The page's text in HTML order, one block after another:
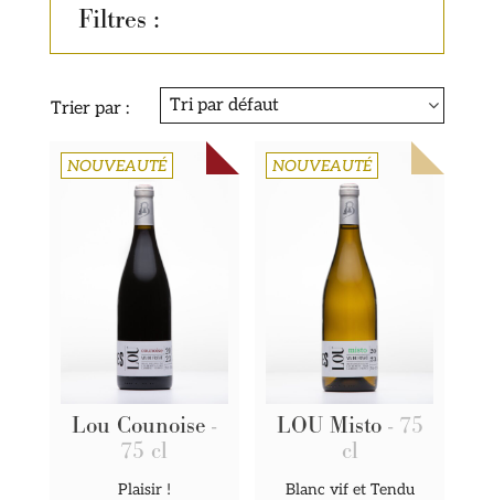
Filtres :
Trier par :
NOUVEAUTÉ
Lou Counoise -
75 cl
Plaisir !
NOUVEAUTÉ
LOU Misto- 75
cl
Blanc vif et Tendu